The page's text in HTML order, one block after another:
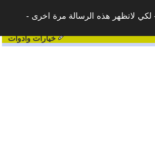
لكي لاتظهر هذه الرسالة مرة اخرى -
خيارات وادوات